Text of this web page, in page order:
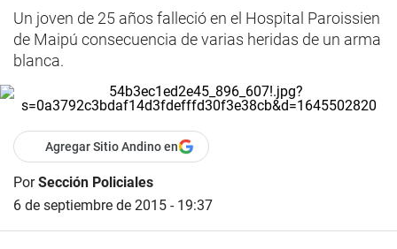
Un joven de 25 años falleció en el Hospital Paroissien
de Maipú consecuencia de varias heridas de un arma
blanca.
Agregar Sitio Andino en
PorSección Policiales
6 de septiembre de 2015 - 19:37